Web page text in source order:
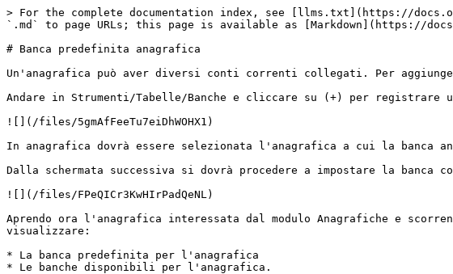
> For the complete documentation index, see [llms.txt](https://
`.md` to page URLs; this page is available as [Markdown](https://
# Banca predefinita anagrafica
Un'anagrafica può aver diversi conti correnti collegati. Per
Andare in Strumenti/Tabelle/Banche e cliccare su (+) per registrare
![](/files/5gmAfFeeTu7eiDhWOHX1)
In anagrafica dovrà essere selezionata l'anagrafica a cui la banca
Dalla schermata successiva si dovrà procedere a impostare la
![](/files/FPeQICr3KwHIrPadQeNL)
Aprendo ora l'anagrafica interessata dal modulo Anagrafiche e
visualizzare:
* La banca predefinita per l'anagrafica
* Le banche disponibili per l'anagrafica.